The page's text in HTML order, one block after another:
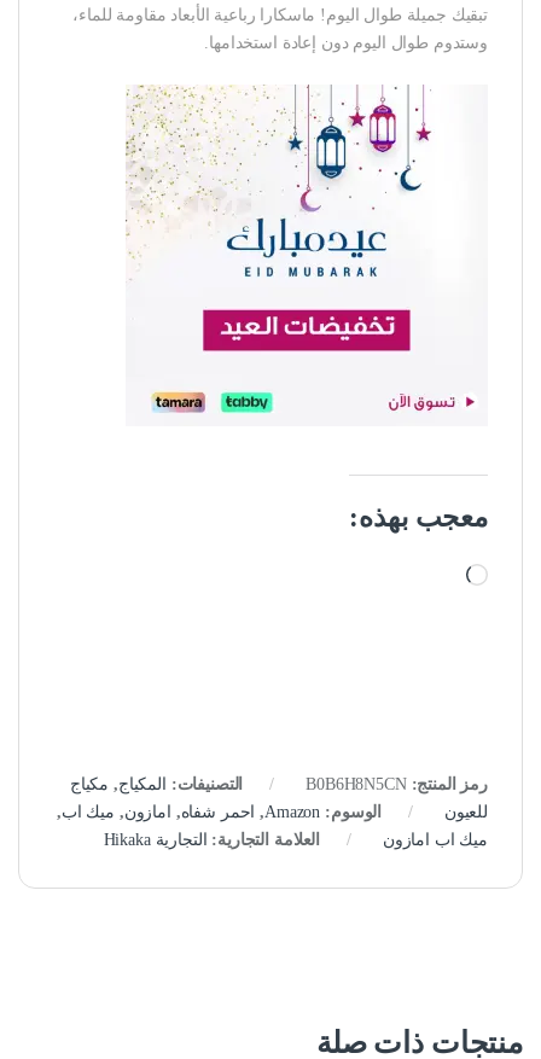
تبقيك جميلة طوال اليوم! ماسكارا رباعية الأبعاد مقاومة للماء،
وستدوم طوال اليوم دون إعادة استخدامها.
معجب بهذه:
جاري التحميل…
رمز المنتج:B0B6H8N5CN التصنيفات: المكياج, مكياج
للعيون
الوسوم: Amazon
, احمر شفاه, امازون, ميك اب,
ميك اب امازون
العلامة التجارية: التجارية Hikaka
منتجات ذات صلة